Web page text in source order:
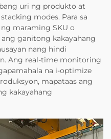
uri ng produkto at
modes. Para sa
maraming SKU o
ganitong kakayahang
nang hindi
Ang real-time monitoring
na i-optimize
mapataas ang
kakayahang